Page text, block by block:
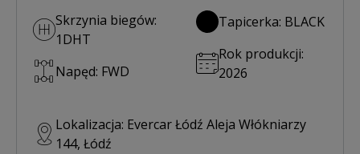
Skrzynia biegów:
1DHT
Napęd: FWD
Tapicerka: BLACK
Rok produkcji:
2026
Lokalizacja: Evercar Łódź Aleja Włókniarzy
144, Łódź